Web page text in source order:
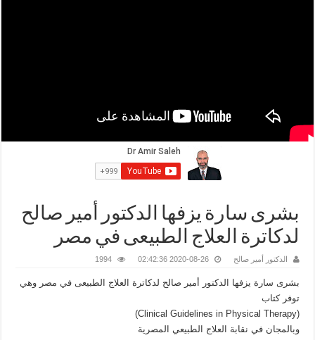
بشرى سارة يزفها الدكتور أمير صالح
لدكاترة العلاج الطبيعى في مصر
الدكتور أمير صالح 2020-08-26 02:42:36
1994
بشرى سارة يزفها الدكتور أمير صالح لدكاترة العلاج الطبيعى في مصر وهي
توفر كتاب
(Clinical Guidelines in Physical Therapy)
وبالمجان في نقابة العلاج الطبيعي المصرية